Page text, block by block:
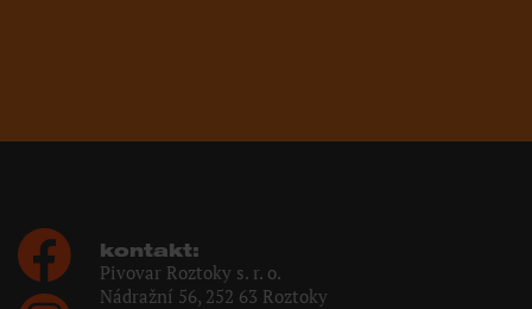
kontakt:
Pivovar Roztoky s. r. o.
Nádražní 56, 252 63 Roztoky